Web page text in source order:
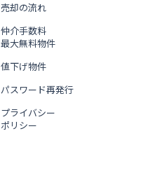
売却の流れ
仲介手数料
最大無料物件
値下げ物件
パスワード再発行
プライバシー
ポリシー